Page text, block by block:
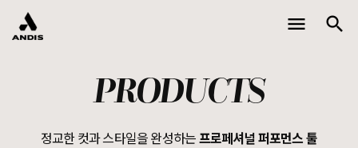
Toggle
menu search
PRODUCTS
정교한 컷과 스타일을 완성하는프로페셔널 퍼포먼스 툴